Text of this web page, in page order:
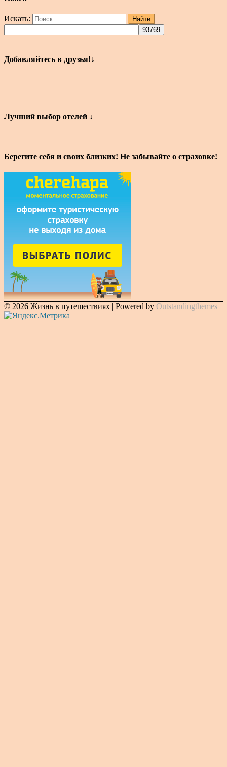
Искать: Найти
Добавляйтесь в друзья!↓
Лучший выбор отелей ↓
Берегите себя и своих близких! Не забывайте о страховке!
© 2026 Жизнь в путешествиях | Powered by Outstandingthemes